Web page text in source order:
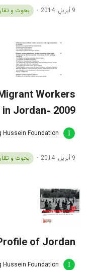
9 أبريل، 2014 بحوث و
Workers
Jordan- 2009
Foundation
9 أبريل، 2014 بحوث و
of Jordan
Foundation